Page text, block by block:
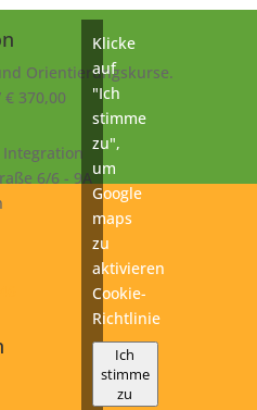
Orientierungskurse.
€ 370,00
6/6 - 9A
Klicke
auf
"Ich
stimme
zu",
um
Google
maps
zu
aktivieren
Cookie-
Richtlinie
Ich
stimme
zu